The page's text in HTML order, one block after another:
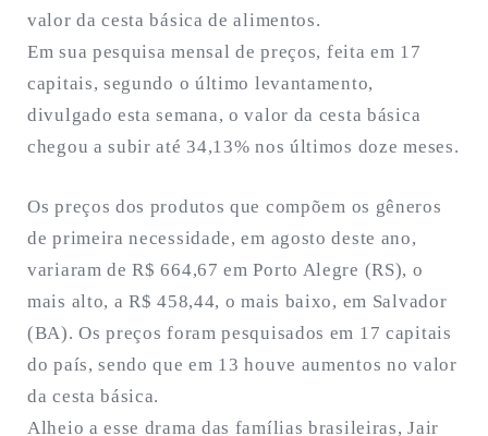
valor da cesta básica de alimentos.
Em sua pesquisa mensal de preços, feita em 17
capitais, segundo o último levantamento,
divulgado esta semana, o valor da cesta básica
chegou a subir até 34,13% nos últimos doze meses.
Os preços dos produtos que compõem os gêneros
de primeira necessidade, em agosto deste ano,
variaram de R$ 664,67 em Porto Alegre (RS), o
mais alto, a R$ 458,44, o mais baixo, em Salvador
(BA). Os preços foram pesquisados em 17 capitais
do país, sendo que em 13 houve aumentos no valor
da cesta básica.
Alheio a esse drama das famílias brasileiras, Jair